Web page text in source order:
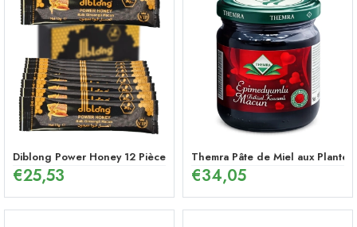
Diblong Power Honey 12 Pièces
€25,53
Themra Pâte de Miel aux
€34,05